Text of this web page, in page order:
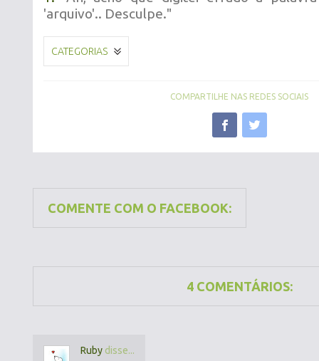
'arquivo'.. Desculpe."
CATEGORIAS
COMPARTILHE NAS REDES SOCIAIS
COMENTE COM O FACEBOOK:
4 COMENTÁRIOS:
Ruby disse...